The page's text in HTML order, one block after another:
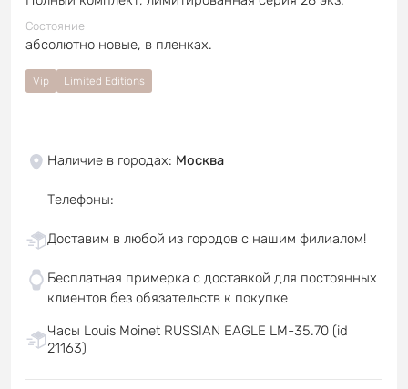
Состояние
абсолютно новые, в пленках.
Vip Limited Editions
Наличие в городах: Москва
Телефоны:
Доставим в любой из городов с нашим филиалом!
Бесплатная примерка с доставкой для постоянных
клиентов без обязательств к покупке
Часы Louis Moinet RUSSIAN EAGLE LM-35.70 (id
21163)